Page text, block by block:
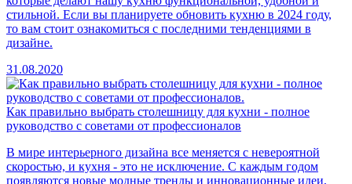
стильной. Если вы планируете обновить кухню в 2024 году,
то вам стоит ознакомиться с последними тенденциями в
дизайне.
31.08.2020
Как правильно выбрать столешницу для кухни - полное
руководство с советами от профессионалов
В мире интерьерного дизайна все меняется с невероятной
скоростью, и кухня - это не исключение. С каждым годом
появляются новые модные тренды и инновационные идеи,